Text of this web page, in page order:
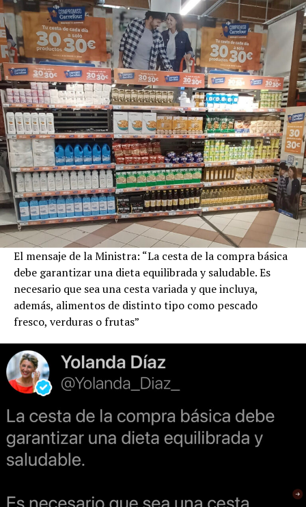
El mensaje de la Ministra: “La cesta de la compra básica
debe garantizar una dieta equilibrada y saludable. Es
necesario que sea una cesta variada y que incluya,
además, alimentos de distinto tipo como pescado
fresco, verduras o frutas”